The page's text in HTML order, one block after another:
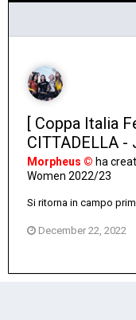
[ Coppa Italia
CITTADELLA -
Morpheus © ha
Women 2022/23
Si ritorna in campo
December 22, 2022